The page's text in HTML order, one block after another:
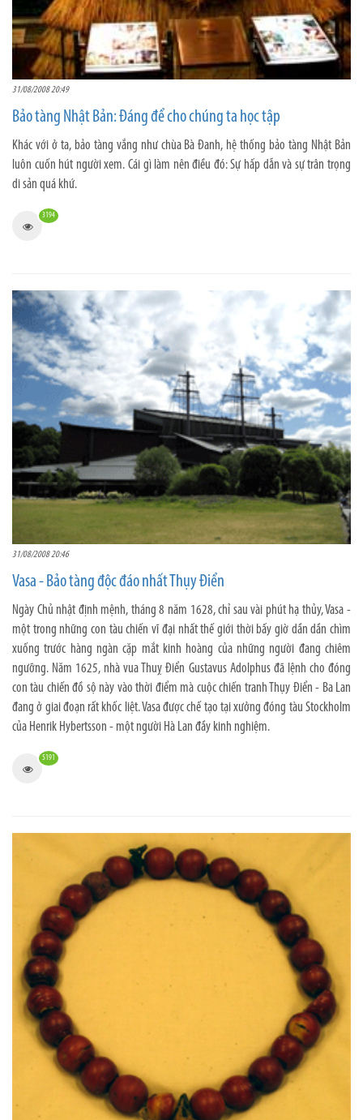
31/08/2008 20:49
Bảo tàng Nhật Bản: Đáng để cho chúng ta học tập
Khác với ở ta, bảo tàng vắng như chùa Bà Đanh, hệ thống bảo tàng Nhật Bản
luôn cuốn hút người xem. Cái gì làm nên điều đó: Sự hấp dẫn và sự trân trọng
di sản quá khứ.
3194
31/08/2008 20:46
Vasa - Bảo tàng độc đáo nhất Thụy Điển
Ngày Chủ nhật định mệnh, tháng 8 năm 1628, chỉ sau vài phút hạ thủy, Vasa -
một trong những con tàu chiến vĩ đại nhất thế giới thời bấy giờ dần dần chìm
xuống trước hàng ngàn cặp mắt kinh hoàng của những người đang chiêm
ngưỡng. Năm 1625, nhà vua Thuỵ Điển Gustavus Adolphus đã lệnh cho đóng
con tàu chiến đồ sộ này vào thời điểm mà cuộc chiến tranh Thụy Điển - Ba Lan
đang ở giai đoạn rất khốc liệt. Vasa được chế tạo tại xưởng đóng tàu Stockholm
của Henrik Hybertsson - một người Hà Lan đầy kinh nghiệm.
5191